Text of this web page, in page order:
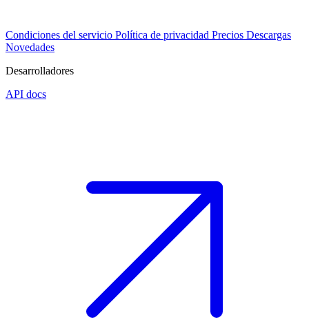
Condiciones del servicio Política de privacidad Precios Descargas
Novedades
Desarrolladores
API docs